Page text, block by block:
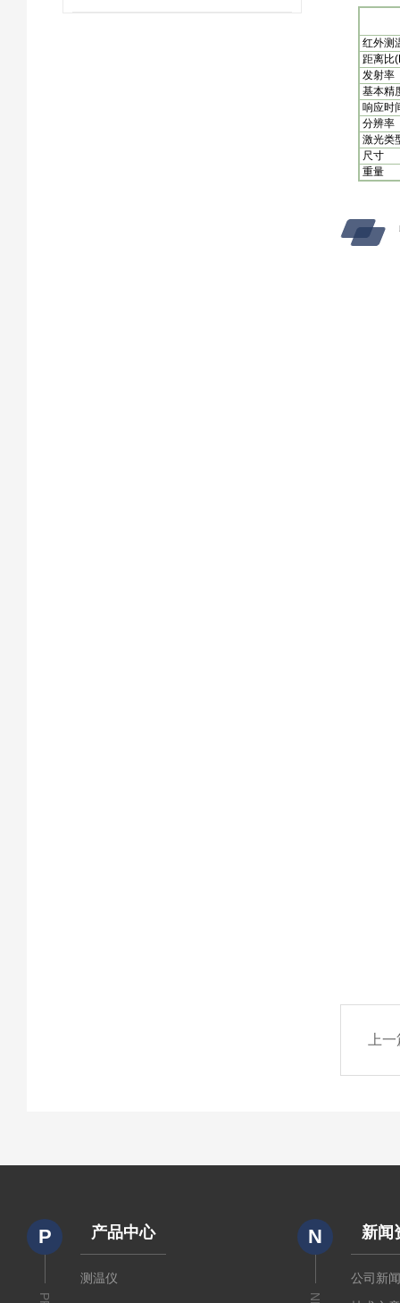
红外测
距离比
发射率
基本精
响应时
分辨率
激光类
尺寸
重量
上
P 产品中心
测温仪
N 新闻
公司新